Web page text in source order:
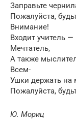
Заправьте
Пожалуйста,
Внимание!
Входит учитель —
Мечтатель,
А также
Всем-
Ушки держать на
Пожалуйста,
Ю. Мориц